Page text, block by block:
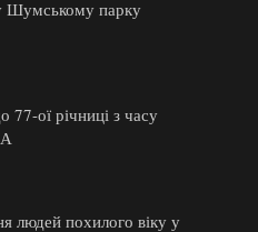
Шумському парку
77-ої річниці з часу
людей похилого віку у